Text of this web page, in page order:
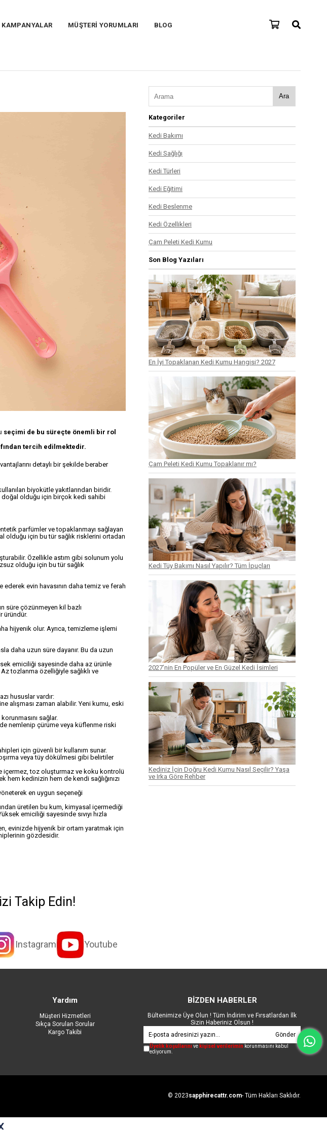
KAMPANYALAR MÜŞTERİ YORUMLARI BLOG
seçimi de bu süreçte önemli bir rol
tercih edilmektedir.
detaylı bir şekilde beraber
biyokütle yakıtlarından biridir.
doğal olduğu için birçok kedi sahibi
parfümler ve topaklanmayı sağlayan
olduğu için bu tür sağlık risklerini ortadan
Özellikle astım gibi solunum yolu
olduğu için bu tür sağlık
ederek evin havasının daha temiz ve ferah
süre çözünmeyen kil bazlı
üründür.
hijyenik olur. Ayrıca, temizleme işlemi
daha uzun süre dayanır. Bu da uzun
emiciliği sayesinde daha az ürünle
tozlanma özelliğiyle sağlıklı ve
hususlar vardır:
alışması zaman alabilir. Yeni kumu, eski
sağlar.
nemlenip çürüme veya küflenme riski
için güvenli bir kullanım sunar.
veya tüy dökülmesi gibi belirtiler
içermez, toz oluşturmaz ve koku kontrolü
kedinizin hem de kendi sağlığınızı
en uygun seçeneği
üretilen bu kum, kimyasal içermediği
emiciliği sayesinde sıvıyı hızla
evinizde hijyenik bir ortam yaratmak için
gözdesidir.
Ara
Kategoriler
Kedi Bakımı
Kedi Sağlığı
Kedi Türleri
Kedi Eğitimi
Kedi Beslenme
Kedi Özellikleri
Çam Peleti Kedi Kumu
Son Blog Yazıları
En İyi Topaklanan Kedi Kumu Hangisi? 2027
Çam Peleti Kedi Kumu Topaklanır mı?
Kedi Tüy Bakımı Nasıl Yapılır? Tüm İpuçları
2027’nin En Popüler ve En Güzel Kedi İsimleri
Kediniz İçin Doğru Kedi Kumu Nasıl Seçilir? Yaşa
ve Irka Göre Rehber
Takip Edin!
Instagram Youtube
Yardım
Müşteri Hizmetleri
Sıkça Sorulan Sorular
Kargo Takibi
BİZDEN HABERLER
Bültenimize Üye Olun ! Tüm İndirim ve Fırsatlardan İlk
Sizin Haberiniz Olsun !
Gönder
Üyelik koşullarını ve kişisel verilerimin korunmasını kabul
ediyorum.
© 2023sapphirecattr.com- Tüm Hakları Saklıdır.